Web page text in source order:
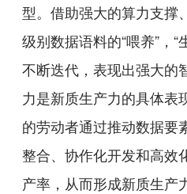
型。借助强大的算力支撑
级别数据语料的“喂养”，
不断迭代，表现出强大的
力是新质生产力的具体表
的劳动者通过推动数据要
整合、协作化开发和高效
产率，从而形成新质生产